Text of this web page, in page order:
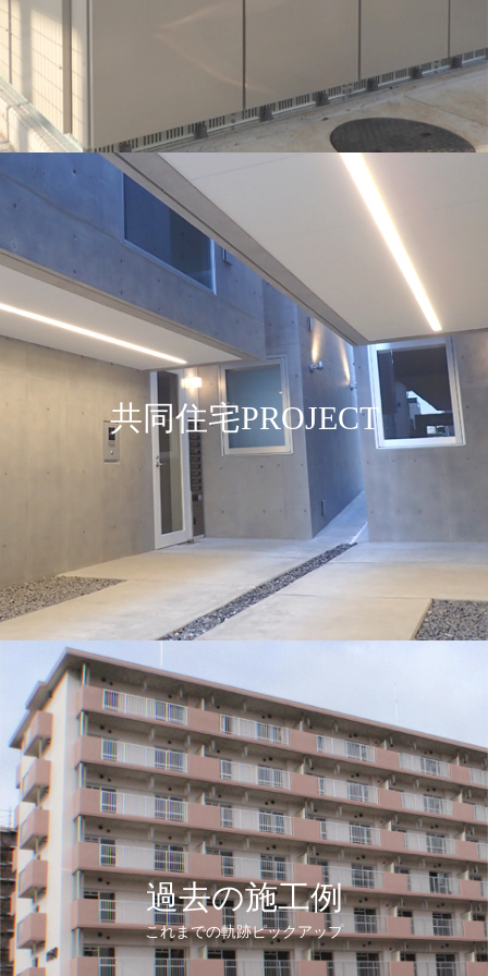
共同住宅PROJECT
過去の施工例
これまでの軌跡ピックアップ